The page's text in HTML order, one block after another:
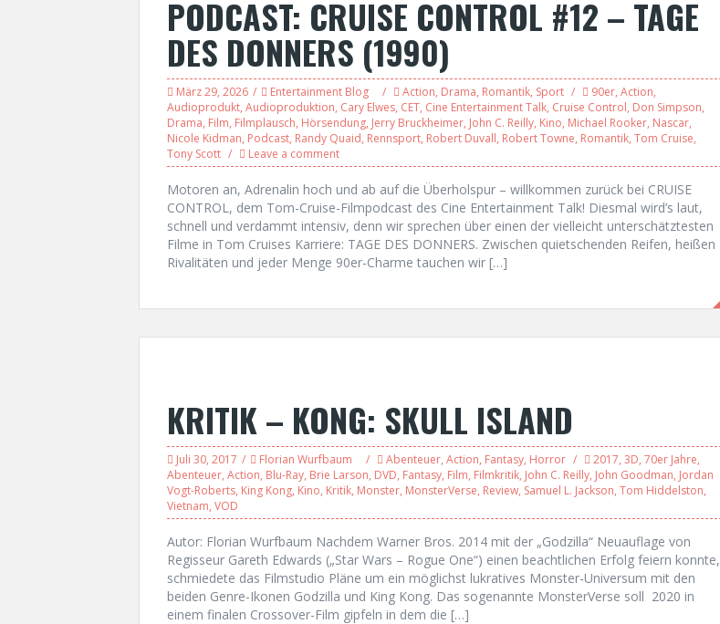
PODCAST: CRUISE CONTROL #12 – TAGE
DES DONNERS (1990)
März 29, 2026 Entertainment Blog Action, Drama, Romantik, Sport 90er, Action,
Audioprodukt, Audioproduktion, Cary Elwes, CET, Cine Entertainment Talk, Cruise Control, Don Simpson,
Drama, Film, Filmplausch, Hörsendung, Jerry Bruckheimer, John C. Reilly, Kino, Michael Rooker, Nascar,
Nicole Kidman, Podcast, Randy Quaid, Rennsport, Robert Duvall, Robert Towne, Romantik, Tom Cruise,
Tony Scott
Leave a comment
Motoren an, Adrenalin hoch und ab auf die Überholspur – willkommen zurück bei CRUISE
CONTROL, dem Tom-Cruise-Filmpodcast des Cine Entertainment Talk! Diesmal wird’s laut,
schnell und verdammt intensiv, denn wir sprechen über einen der vielleicht unterschätztesten
Filme in Tom Cruises Karriere: TAGE DES DONNERS. Zwischen quietschenden Reifen, heißen
Rivalitäten und jeder Menge 90er-Charme tauchen wir […]
KRITIK – KONG: SKULL ISLAND
Juli 30, 2017 Florian Wurfbaum Abenteuer, Action, Fantasy, Horror 2017, 3D, 70er Jahre,
Abenteuer, Action, Blu-Ray, Brie Larson, DVD, Fantasy, Film, Filmkritik, John C. Reilly, John Goodman, Jordan
Vogt-Roberts, King Kong, Kino, Kritik, Monster, MonsterVerse, Review, Samuel L. Jackson, Tom Hiddelston,
Vietnam, VOD
Autor: Florian Wurfbaum Nachdem Warner Bros. 2014 mit der „Godzilla“ Neuauflage von
Regisseur Gareth Edwards („Star Wars – Rogue One“) einen beachtlichen Erfolg feiern konnte,
schmiedete das Filmstudio Pläne um ein möglichst lukratives Monster-Universum mit den
beiden Genre-Ikonen Godzilla und King Kong. Das sogenannte MonsterVerse soll 2020 in
einem finalen Crossover-Film gipfeln in dem die […]